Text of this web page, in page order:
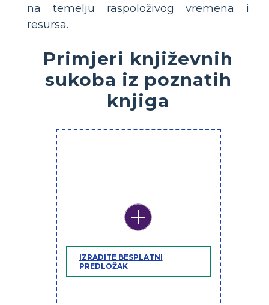
na temelju raspoloživog vremena i
resursa.
Primjeri književnih
sukoba iz poznatih
knjiga
IZRADITE BESPLATNI
PREDLOŽAK